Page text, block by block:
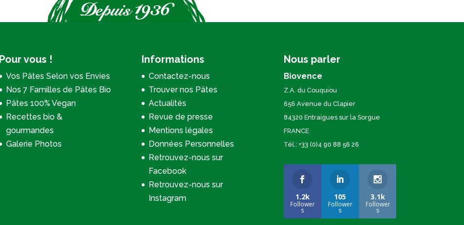
Pour vous !
Vos Pâtes Selon vos Envies
Nos 7 Familles de Pâtes Bio
Pâtes 100% Vegan
Recettes bio &
gourmandes
Galerie Photos
Informations
Contactez-nous
Trouver nos Pâtes
Actualités
Revue de presse
Mentions légales
Données Personnelles
Retrouvez-nous sur
Facebook
Retrouvez-nous sur
Instagram
Nous parler
Biovence
Z.A. du Couquiou
656 Avenue du Clapier
84320 Entraigues sur la Sorgue
FRANCE
Tél.: +33 (0)4 90 88 56 26
1.2k
Follower
s
105
Follower
s
3.1k
Follower
s